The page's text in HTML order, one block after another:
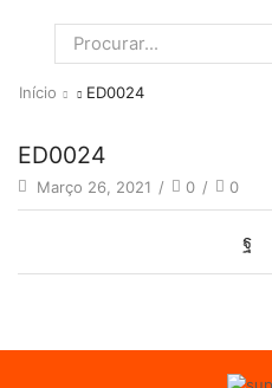
Search
Início ED0024
ED0024
Março 26, 2021 / 0 / 0